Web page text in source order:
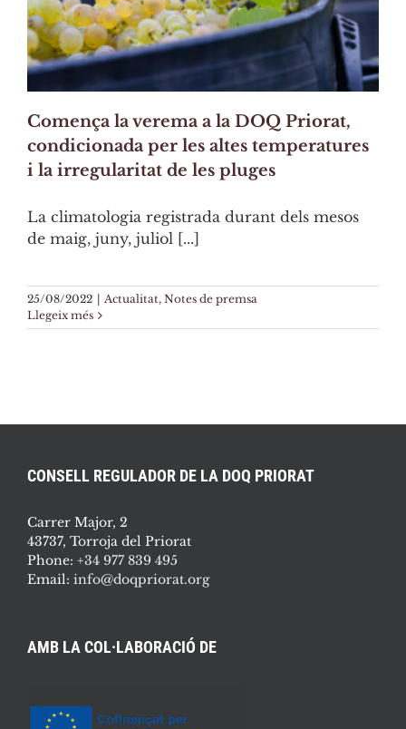
Comença la verema a la DOQ Priorat,
condicionada per les altes temperatures
i la irregularitat de les pluges
La climatologia registrada durant dels mesos
de maig, juny, juliol [...]
25/08/2022 | Actualitat, Notes de premsa
Llegeix més
CONSELL REGULADOR DE LA DOQ PRIORAT
Carrer Major, 2
43737, Torroja del Priorat
Phone: +34 977 839 495
Email: info@doqpriorat.org
AMB LA COL·LABORACIÓ DE